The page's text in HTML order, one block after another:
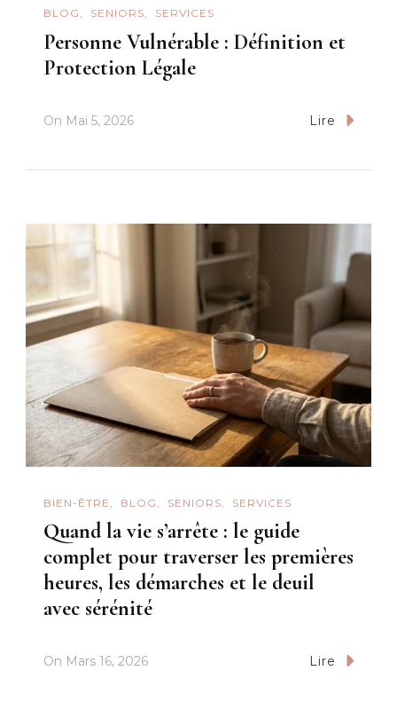
BLOG SENIORS SERVICES
Personne Vulnérable : Définition et
Protection Légale
On Mai 5, 2026 Lire
BIEN-ÊTRE BLOG SENIORS SERVICES
Quand la vie s’arrête : le guide
complet pour traverser les premières
heures, les démarches et le deuil
avec sérénité
On Mars 16, 2026 Lire